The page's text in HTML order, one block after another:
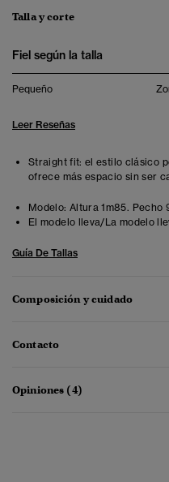
Talla y corte
Fiel según la talla
Pequeño
Leer Reseñas
Straight fit: el estilo clásico
ofrece más espacio sin ser
Modelo: Altura 1m85. Pecho
El modelo lleva/La modelo
Guía De Tallas
Composición y cuidado
Contacto
Opiniones (4)